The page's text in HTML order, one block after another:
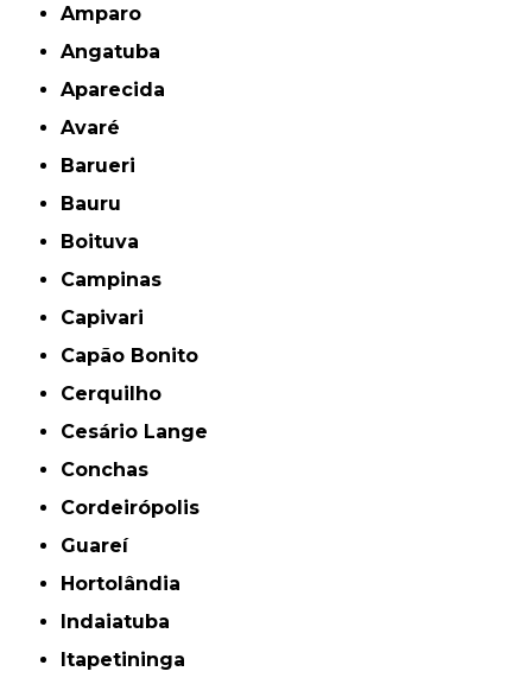
Amparo
Angatuba
Aparecida
Avaré
Barueri
Bauru
Boituva
Campinas
Capivari
Capão Bonito
Cerquilho
Cesário Lange
Conchas
Cordeirópolis
Guareí
Hortolândia
Indaiatuba
Itapetininga